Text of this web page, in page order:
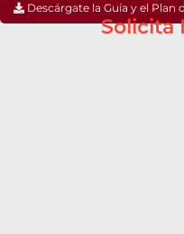
Descárgate la Guía y el Plan
Solicita